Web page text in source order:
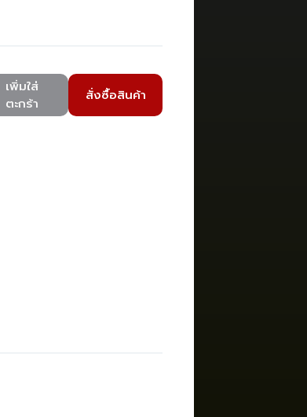
เพิ่มใส่
ตะกร้า
สั่งซื้อสินค้า